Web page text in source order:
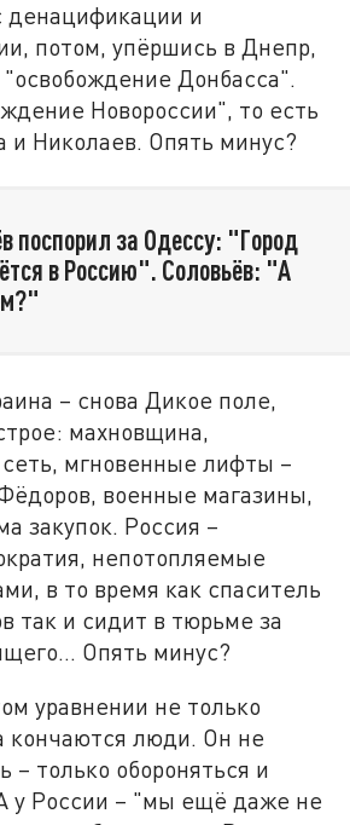
денацификации и
потом, упёршись в Днепр,
"освобождение Донбасса".
Новороссии", то есть
и Николаев. Опять минус?
поспорил за Одессу: "Город
в Россию". Соловьёв: "А
– снова Дикое поле,
махновщина,
сеть, мгновенные лифты –
военные магазины,
закупок. Россия –
непотопляемые
в то время как спаситель
так и сидит в тюрьме за
Опять минус?
уравнении не только
кончаются люди. Он не
– только обороняться и
у России – "мы ещё даже не